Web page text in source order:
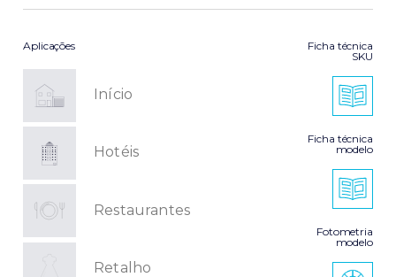
Aplicações
Início
Hotéis
Restaurantes
Retalho
Ficha técnica
SKU
Ficha técnica
modelo
Fotometria
modelo